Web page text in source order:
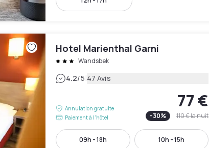
Hotel Marienthal Garni
Wandsbek
4.2/5|47 Avis
Annulation gratuite
Paiement à l'hôtel
77 €
-30% 110 €la nuit
09h - 18h 10h - 15h